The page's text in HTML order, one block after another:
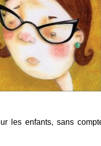
les enfants, sans